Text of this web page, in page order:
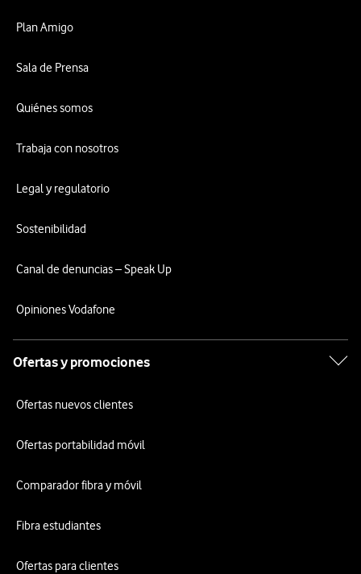
Plan Amigo
Sala de Prensa
Quiénes somos
Trabaja con nosotros
Legal y regulatorio
Sostenibilidad
Canal de denuncias – Speak Up
Opiniones Vodafone
Ofertas y promociones
Ofertas nuevos clientes
Ofertas portabilidad móvil
Comparador fibra y móvil
Fibra estudiantes
Ofertas para clientes